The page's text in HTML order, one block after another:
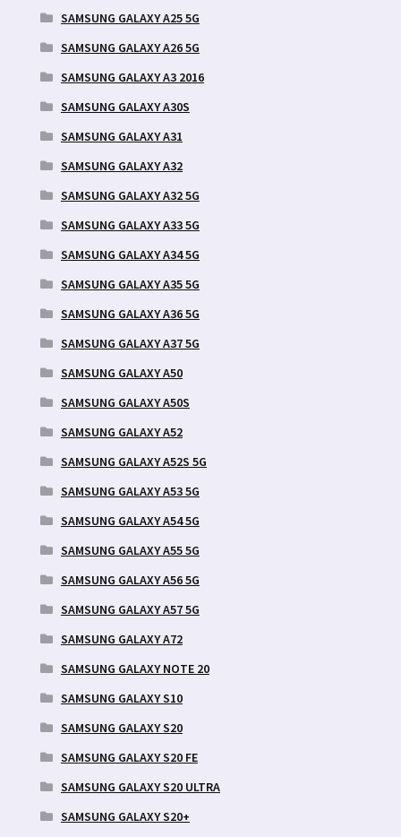
SAMSUNG GALAXY A25 5G
SAMSUNG GALAXY A26 5G
SAMSUNG GALAXY A3 2016
SAMSUNG GALAXY A30S
SAMSUNG GALAXY A31
SAMSUNG GALAXY A32
SAMSUNG GALAXY A32 5G
SAMSUNG GALAXY A33 5G
SAMSUNG GALAXY A34 5G
SAMSUNG GALAXY A35 5G
SAMSUNG GALAXY A36 5G
SAMSUNG GALAXY A37 5G
SAMSUNG GALAXY A50
SAMSUNG GALAXY A50S
SAMSUNG GALAXY A52
SAMSUNG GALAXY A52S 5G
SAMSUNG GALAXY A53 5G
SAMSUNG GALAXY A54 5G
SAMSUNG GALAXY A55 5G
SAMSUNG GALAXY A56 5G
SAMSUNG GALAXY A57 5G
SAMSUNG GALAXY A72
SAMSUNG GALAXY NOTE 20
SAMSUNG GALAXY S10
SAMSUNG GALAXY S20
SAMSUNG GALAXY S20 FE
SAMSUNG GALAXY S20 ULTRA
SAMSUNG GALAXY S20+